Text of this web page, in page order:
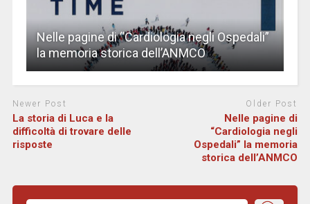
Nelle pagine di “Cardiologia negli Ospedali”
la memoria storica dell’ANMCO
Newer Post
La storia di Luca e la
difficoltà di trovare delle
risposte
Older Post
Nelle pagine di
“Cardiologia negli
Ospedali” la memoria
storica dell’ANMCO